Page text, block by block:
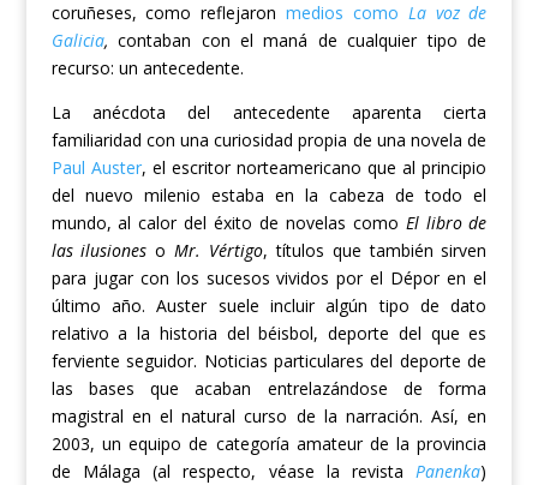
coruñeses, como reflejaronmedios como La voz de
Galicia, contaban conel maná de cualquier tipo de
recurso: un antecedente.
La anécdota del antecedente aparenta cierta
familiaridad con una curiosidad propia de una novela de
Paul Auster, el escritornorteamericano queal principio
del nuevo milenio estaba en la cabeza de todo el
mundo, al calor del éxito de novelas como El libro de
las ilusiones oMr. Vértigo,títulos que también sirven
para jugar con los sucesos vividos por el Dépor en el
último año.Auster suele incluir algún tipo de dato
relativo a la historia del béisbol, deporte del que es
ferviente seguidor. Noticias particulares del deporte de
las bases que acaban entrelazándose de forma
magistral en el natural curso de la narración.Así, en
2003, un equipo de categoría amateur de la provincia
de Málaga (al respecto, véase la revistaPanenka)